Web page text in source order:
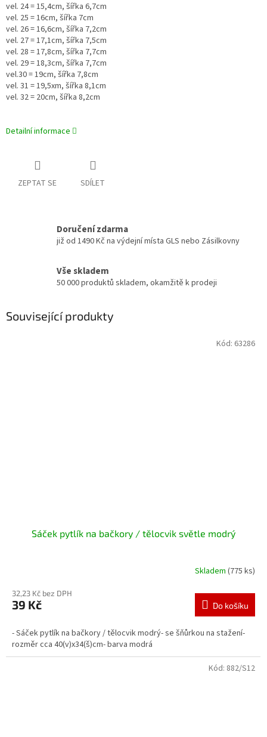
vel. 24 = 15,4cm, šířka 6,7cm
vel. 25 = 16cm, šířka 7cm
vel. 26 = 16,6cm, šířka 7,2cm
vel. 27 = 17,1cm, šířka 7,5cm
vel. 28 = 17,8cm, šířka 7,7cm
vel. 29 = 18,3cm, šířka 7,7cm
vel.30 = 19cm, šířka 7,8cm
vel. 31 = 19,5xm, šířka 8,1cm
vel. 32 = 20cm, šířka 8,2cm
Detailní informace
ZEPTAT SE SDÍLET
Doručení zdarma
již od 1490 Kč na výdejní místa GLS nebo Zásilkovny
Vše skladem
50 000 produktů skladem, okamžitě k prodeji
Související produkty
Sáček pytlík na bačkory / tělocvik světle modrý
Skladem (775 ks)
32,23 Kč bez DPH
39 Kč Do košíku
- Sáček pytlík na bačkory / tělocvik modrý- se šňůrkou na stažení-
rozměr cca 40(v)x34(š)cm- barva modrá
Kód: 63286
Kód: 882/S12